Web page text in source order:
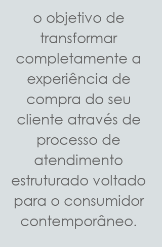
o objetivo de
transformar
completamente a
experiência de
compra do seu
cliente através de
processo de
atendimento
estruturado voltado
para o consumidor
contemporâneo.